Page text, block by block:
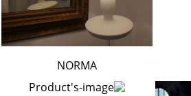
NORMA